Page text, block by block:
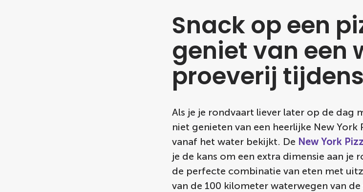
Snack op een
geniet van een
proeverij
Als je je rondvaart liever later op de dag
niet genieten van een heerlijke New York
vanaf het water bekijkt. De New York
je de kans om een extra dimensie aan je
de perfecte combinatie van eten met
van de 100 kilometer waterwegen van